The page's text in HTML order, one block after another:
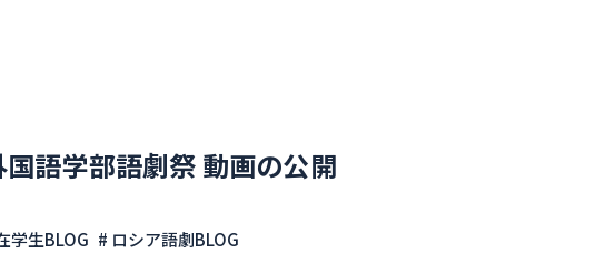
語学部語劇祭 動画の公開
学生BLOG # ロシア語劇BLOG